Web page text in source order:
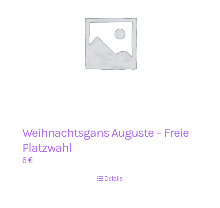
Weihnachtsgans Auguste – Freie
Platzwahl
6 €
Details